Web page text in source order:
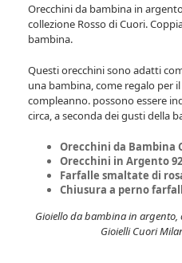
Orecchini da bambina in
collezione Rosso di Cuori.
bambina.
Questi orecchini sono adatti
una bambina, come regalo per
compleanno. possono essere
circa, a seconda dei gusti della
Orecchini da Bambina
Orecchini in Argento
Farfalle smaltate di
Chiusura a perno
Gioiello da bambina in
Gioielli Cuori